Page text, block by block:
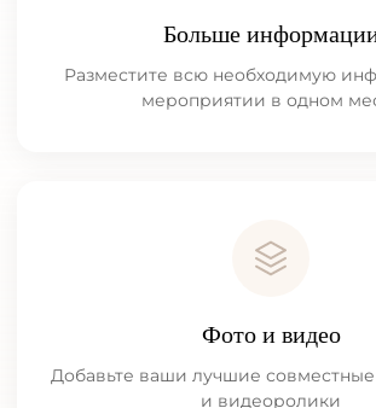
Больше
Разместите всю необходимую
мероприятии в одном
Фото и видео
Добавьте ваши лучшие
и видеоролики